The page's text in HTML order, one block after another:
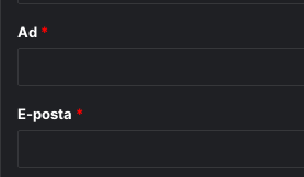
Ad *
E-posta *